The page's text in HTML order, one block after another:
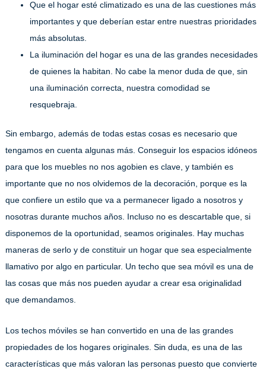
Que el hogar esté climatizado es una de las cuestiones más
importantes y que deberían estar entre nuestras prioridades
más absolutas.
La iluminación del hogar es una de las grandes necesidades
de quienes la habitan. No cabe la menor duda de que, sin
una iluminación correcta, nuestra comodidad se
resquebraja.
Sin embargo, además de todas estas cosas es necesario que
tengamos en cuenta algunas más. Conseguir los espacios idóneos
para que los muebles no nos agobien es clave, y también es
importante que no nos olvidemos de la decoración, porque es la
que confiere un estilo que va a permanecer ligado a nosotros y
nosotras durante muchos años. Incluso no es descartable que, si
disponemos de la oportunidad, seamos originales. Hay muchas
maneras de serlo y de constituir un hogar que sea especialmente
llamativo por algo en particular. Un techo que sea móvil es una de
las cosas que más nos pueden ayudar a crear esa originalidad
que demandamos.
Los techos móviles se han convertido en una de las grandes
propiedades de los hogares originales. Sin duda, es una de las
características que más valoran las personas puesto que convierte